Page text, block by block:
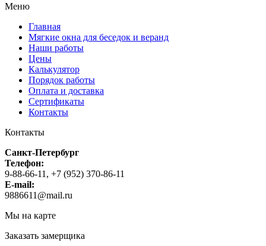
Меню
Главная
Мягкие окна для беседок и веранд
Наши работы
Цены
Калькулятор
Порядок работы
Оплата и доставка
Сертификаты
Контакты
Контакты
Санкт-Петербург
Телефон:
9-88-66-11, +7 (952) 370-86-11
E-mail:
9886611@mail.ru
Мы на карте
Заказать замерщика